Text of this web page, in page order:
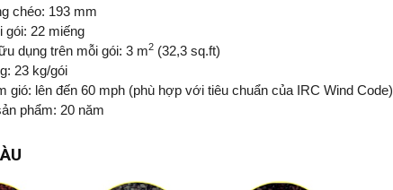
chéo: 193 mm
gói: 22 miếng
dụng trên mỗi gói: 3 m2 (32,3 sq.ft)
23 kg/gói
gió: lên đến 60 mph (phù hợp với tiêu chuẩn của IRC Wind Code)
phẩm: 20 năm